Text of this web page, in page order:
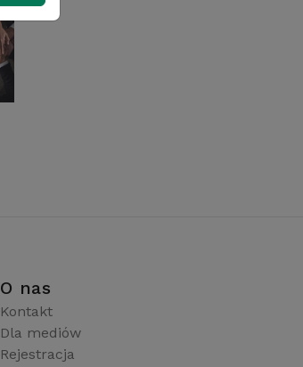
O nas
Kontakt
Dla mediów
Rejestracja